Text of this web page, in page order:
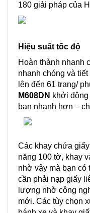
180 giải pháp của
Hiệu suất tốc độ
Hoàn thành nhanh
nhanh chóng và
lên đến 61 trang/
M608DN khởi
bạn nhanh hơn –
Các khay chứa
năng 100 tờ, khay
nhờ vậy mà bạn
cần phải nạp giấy
lượng nhờ công
mới. Các tùy chọn